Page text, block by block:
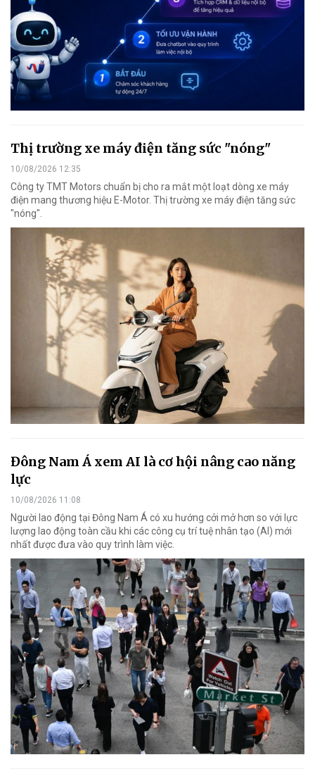
Thị trường xe máy điện tăng sức "nóng"
10/08/2026 12:35
Công ty TMT Motors chuẩn bị cho ra mắt một loạt dòng xe máy
điện mang thương hiệu E-Motor. Thị trường xe máy điện tăng sức
"nóng".
Đông Nam Á xem AI là cơ hội nâng cao năng
lực
10/08/2026 11:08
Người lao động tại Đông Nam Á có xu hướng cởi mở hơn so với lực
lượng lao động toàn cầu khi các công cụ trí tuệ nhân tạo (AI) mới
nhất được đưa vào quy trình làm việc.